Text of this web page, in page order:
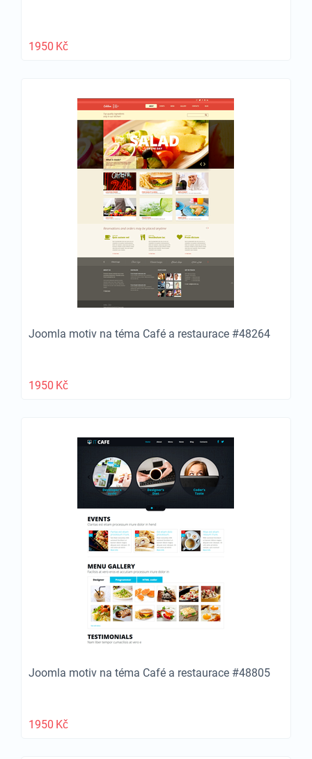
1950 Kč
Joomla motiv na téma Café a restaurace #48264
1950 Kč
Joomla motiv na téma Café a restaurace #48805
1950 Kč